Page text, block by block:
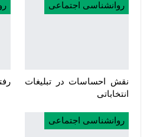
روانشناسی اجتماعی
نقش احساسات در تبلیغات
انتخاباتی
روانشناسی اجتماعی